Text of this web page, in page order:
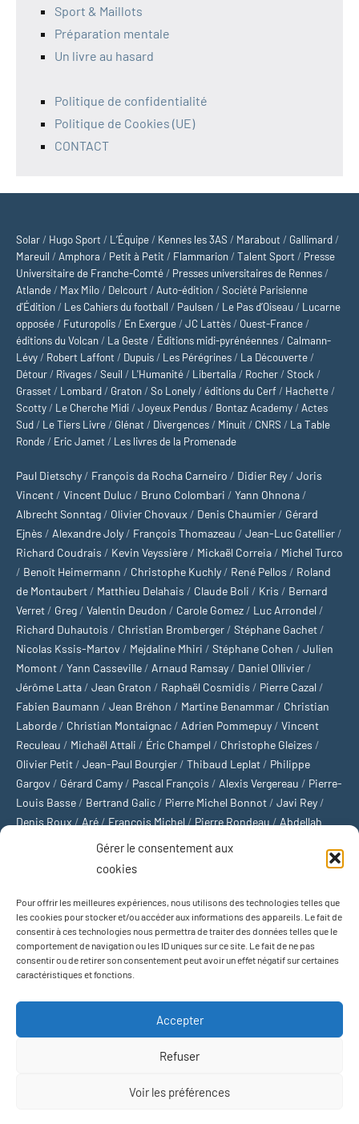
Gérer le consentement aux
cookies
Pour offrir les meilleures expériences, nous utilisons des technologies telles que
les cookies pour stocker et/ou accéder aux informations des appareils. Le fait de
consentir à ces technologies nous permettra de traiter des données telles que le
comportement de navigation ou les ID uniques sur ce site. Le fait de ne pas
consentir ou de retirer son consentement peut avoir un effet négatif sur certaines
caractéristiques et fonctions.
Accepter
Refuser
Voir les préférences
Sport & Maillots
Préparation mentale
Un livre au hasard
Politique de confidentialité
Politique de Cookies (UE)
CONTACT
Solar/ Hugo Sport / L’Équipe/ Kennes les 3AS / Marabout / Gallimard/
Mareuil /Amphora / Petit à Petit / Flammarion/Talent Sport / Presse
Universitaire de Franche-Comté/ Presses universitaires de Rennes/
Atlande/ Max Milo/ Delcourt /Auto-édition/Société Parisienne
d'Édition/ Les Cahiers du football / Paulsen/ Le Pas d’Oiseau / Lucarne
opposée/ Futuropolis/ En Exergue/JC Lattès/ Ouest-France/
éditions du Volcan/ La Geste/ Éditions midi-pyrénéennes/ Calmann-
Lévy/ Robert Laffont / Dupuis/ Les Pérégrines/ La Découverte/
Détour/ Rivages/Seuil / L'Humanité/ Libertalia / Rocher/Stock /
Grasset / Lombard/ Graton/So Lonely/éditions du Cerf/ Hachette/
Scotty/ Le Cherche Midi/Joyeux Pendus/ Bontaz Academy/Actes
Sud/ Le Tiers Livre/ Glénat / Divergences/ Minuit / CNRS / La Table
Ronde/ Eric Jamet / Les livres de la Promenade
Paul Dietschy / François da Rocha Carneiro / Didier Rey / Joris
Vincent / Vincent Duluc / Bruno Colombari / Yann Ohnona /
Albrecht Sonntag / Olivier Chovaux / Denis Chaumier / Gérard
Ejnès / Alexandre Joly / François Thomazeau / Jean-Luc Gatellier /
Richard Coudrais / Kevin Veyssière / Mickaël Correia / Michel Turco
/ Benoît Heimermann / Christophe Kuchly / René Pellos / Roland
de Montaubert / Matthieu Delahais / Claude Boli / Kris / Bernard
Verret / Greg / Valentin Deudon / Carole Gomez / Luc Arrondel /
Richard Duhautois / Christian Bromberger / Stéphane Gachet /
Nicolas Kssis-Martov / Mejdaline Mhiri / Stéphane Cohen / Julien
Momont / Yann Casseville / Arnaud Ramsay / Daniel Ollivier /
Jérôme Latta / Jean Graton / Raphaël Cosmidis / Pierre Cazal /
Fabien Baumann / Jean Bréhon / Martine Benammar / Christian
Laborde / Christian Montaignac / Adrien Pommepuy / Vincent
Reculeau / Michaël Attali / Éric Champel / Christophe Gleizes /
Olivier Petit / Jean-Paul Bourgier / Thibaud Leplat / Philippe
Gargov / Gérard Camy / Pascal François / Alexis Vergereau / Pierre-
Louis Basse / Bertrand Galic / Pierre Michel Bonnot / Javi Rey /
Denis Roux / Aré / François Michel / Pierre Rondeau / Abdellah
Michaël Delépine
Football/ Cyclisme/Tous les sports/Jeux olympiques/Rugby/
Basket-ball/Sports US/Boxe/Tennis/Bateaux/Formule 1/
Moto/Natation/Sports d'hiver/Marathon/Trail/Automobile
Baseball/Golf/Athlétisme
Football gaélique
Sports de combat